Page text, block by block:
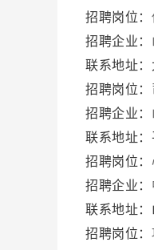
招聘岗位：
招聘企业：
联系地址：
招聘岗位：
招聘企业：
联系地址
招聘岗位：
招聘企业：
联系地址
招聘岗位：